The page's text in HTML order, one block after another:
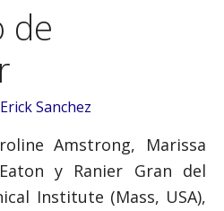
de
Erick Sanchez
Amstrong, Marissa
y Ranier Gran del
Institute (Mass, USA),